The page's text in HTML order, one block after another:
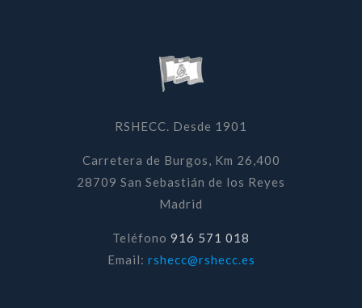
RSHECC. Desde 1901
Carretera de Burgos, Km 26,400
28709 San Sebastián de los Reyes
Madrid
Teléfono 916 571 018
Email: rshecc@rshecc.es